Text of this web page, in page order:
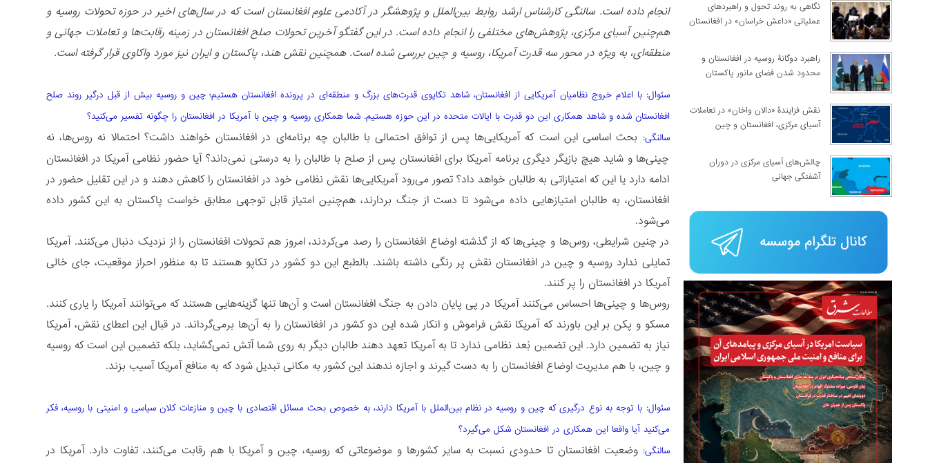
انجام داده است. سالنگی کارشناس ارشد روابط بین‌الملل و پژوهشگر در آکادمی علوم افغانستان است که در سال‌های اخیر در حوزه تحولات روسیه و
هم‌چنین آسیای مرکزی، پژوهش‌های مختلفی را انجام داده است. در این گفتگو آخرین تحولات صلح افغانستان در زمینه رقابت‌ها و تعاملات جهانی و
منطقه‌ای، به ویژه در محور سه قدرت آمریکا، روسیه و چین بررسی شده است. همچنین نقش هند، پاکستان و ایران نیز مورد واکاوی قرار گرفته است.
سئوال: با اعلام خروج نظامیان آمریکایی از افغانستان، شاهد تکاپوی قدرت‌های بزرگ و منطقه‌ای در پرونده افغانستان هستیم؛ چین و روسیه بیش از قبل درگیر روند صلح
افغانستان شده و شاهد همکاری این دو قدرت با ایالات متحده در این حوزه هستیم. شما همکاری روسیه و چین با آمریکا در افغانستان را چگونه تفسیر می‌کنید؟
سالنگی: بحث اساسی این است که آمریکایی‌ها پس از توافق احتمالی با طالبان چه برنامه‌ای در افغانستان خواهند داشت؟ احتمالا نه روس‌ها، نه
چینی‌ها و شاید هیچ بازیگر دیگری برنامه آمریکا برای افغانستان پس از صلح با طالبان را به درستی نمی‌داند؟ آیا حضور نظامی آمریکا در افغانستان
ادامه دارد یا این که امتیازاتی به طالبان خواهد داد؟ تصور می‌رود آمریکایی‌ها نقش نظامی خود در افغانستان را کاهش دهند و در این تقلیل حضور در
افغانستان، به طالبان امتیازهایی داده می‌شود تا دست از جنگ بردارند، هم‌چنین امتیاز قابل توجهی مطابق خواست پاکستان به این کشور داده
می‌شود.
در چنین شرایطی، روس‌ها و چینی‌ها که از گذشته اوضاع افغانستان را رصد می‌کردند، امروز هم تحولات افغانستان را از نزدیک دنبال می‌کنند. آمریکا
تمایلی ندارد روسیه و چین در افغانستان نقش پر رنگی داشته باشند. بالطبع این دو کشور در تکاپو هستند تا به منظور احراز موقعیت، جای خالی
آمریکا در افغانستان را پر کنند.
روس‌ها و چینی‌ها احساس می‌کنند آمریکا در پی پایان دادن به جنگ افغانستان است و آن‌ها تنها گزینه‌هایی‌ هستند که می‌توانند آمریکا را یاری کنند.
مسکو و پکن بر این باورند که آمریکا نقش فراموش و انکار شده‌ این دو کشور در افغانستان را به آن‌ها برمی‌گرداند. در قبال این اعطای نقش، آمریکا
نیاز به تضمین دارد. این تضمین بُعد نظامی ندارد تا به آمریکا تعهد دهند طالبان دیگر به روی شما آتش نمی‌گشاید، بلکه تضمین این است که روسیه
و چین، با هم مدیریت اوضاع افغانستان را به دست گیرند و اجازه ندهند این کشور به مکانی تبدیل شود که به منافع آمریکا آسیب بزند.
سئوال: با توجه به نوع درگیری که چین و روسیه در نظام بین‌الملل با آمریکا دارند، به خصوص بحث مسائل اقتصادی با چین و منازعات کلان سیاسی و امنیتی با روسیه، فکر
می‌کنید آیا واقعا این همکاری در افغانستان شکل می‌گیرد؟
سالنگی:وضعیت افغانستان تا حدودی نسبت به سایر کشورها و موضوعاتی که روسیه، چین و آمریکا با هم رقابت می‌کنند، تفاوت دارد. آمریکا در
نگاهی به روند تحول و راهبردهای
عملیاتی «داعش خراسان» در افغانستان
راهبرد دوگانۀ روسیه در افغانستان و
محدود شدن فضای مانور پاکستان
نقش فزایندۀ «دالان واخان» در تعاملات
آسیای مرکزی، افغانستان و چین
چالش‌های آسیای مرکزی در دوران
آشفتگی جهانی